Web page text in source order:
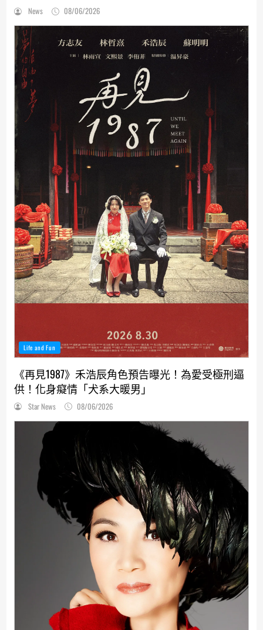
News 08/06/2026
Life and Fun
《再見1987》禾浩辰角色預告曝光！為愛受極刑逼
供！化身癡情「犬系大暖男」
Star News 08/06/2026